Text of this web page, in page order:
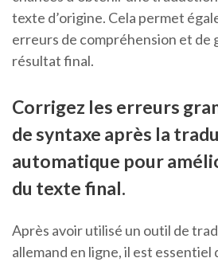
texte d’origine. Cela permet
erreurs de compréhension et de
résultat final.
Corrigez les erreurs
de syntaxe après la
automatique pour
du texte final.
Après avoir utilisé un outil de
allemand en ligne, il est essentiel